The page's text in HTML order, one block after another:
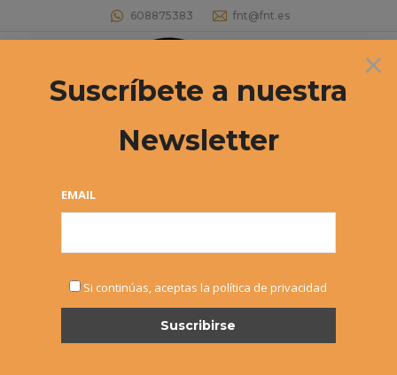
608875383 fnt@fnt.es
Buscar:
NOTICIAS
×
Suscríbete a nuestra
Newsletter
EMAIL
Si continúas, aceptas la política de privacidad